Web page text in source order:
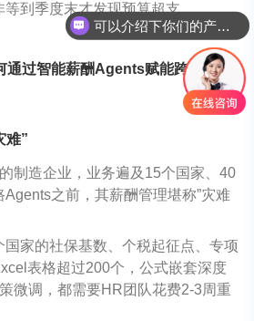
等到季度末才发现预算超支。
通过智能薪酬Agents赋能跨国制造
难”
制造企业，业务遍及 15个国家、 40
Agents之前，其薪酬管理堪称”灾难
国家的社保基数、个税起征点、专项
表格超过200个，公式嵌套深度
微调，都需要HR团队花费2-3周重
可以介绍下你们的产品么